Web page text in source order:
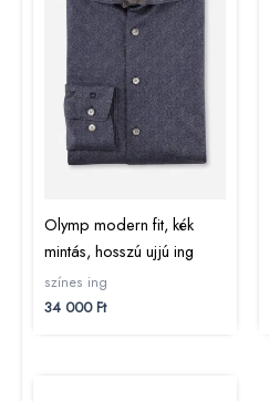
Olymp modern fit, kék
mintás, hosszú ujjú ing
színes ing
34 000Ft